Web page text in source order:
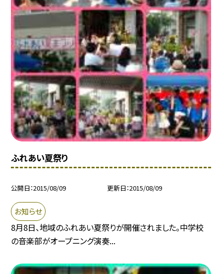
ふれあい夏祭り
公開日 2015/08/09 更新日 2015/08/09
お知らせ
8月8日、地域のふれあい夏祭りが開催されました。中学校
の音楽部がオープニング演奏...